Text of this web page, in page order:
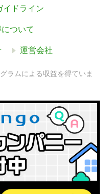
イドライン
ついて
運営会社
ラムによる収益を得ていま